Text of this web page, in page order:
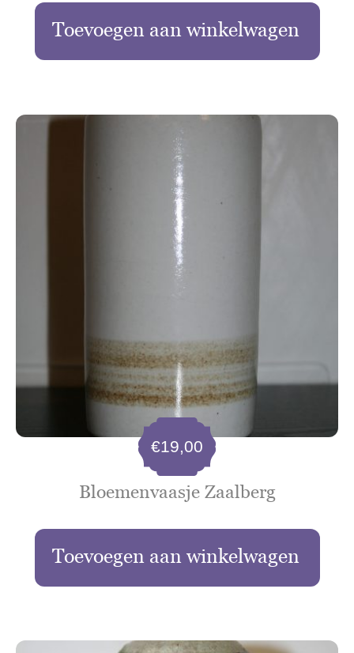
Toevoegen aan winkelwagen
Bloemenvaasje Zaalberg
€19,00
Toevoegen aan winkelwagen